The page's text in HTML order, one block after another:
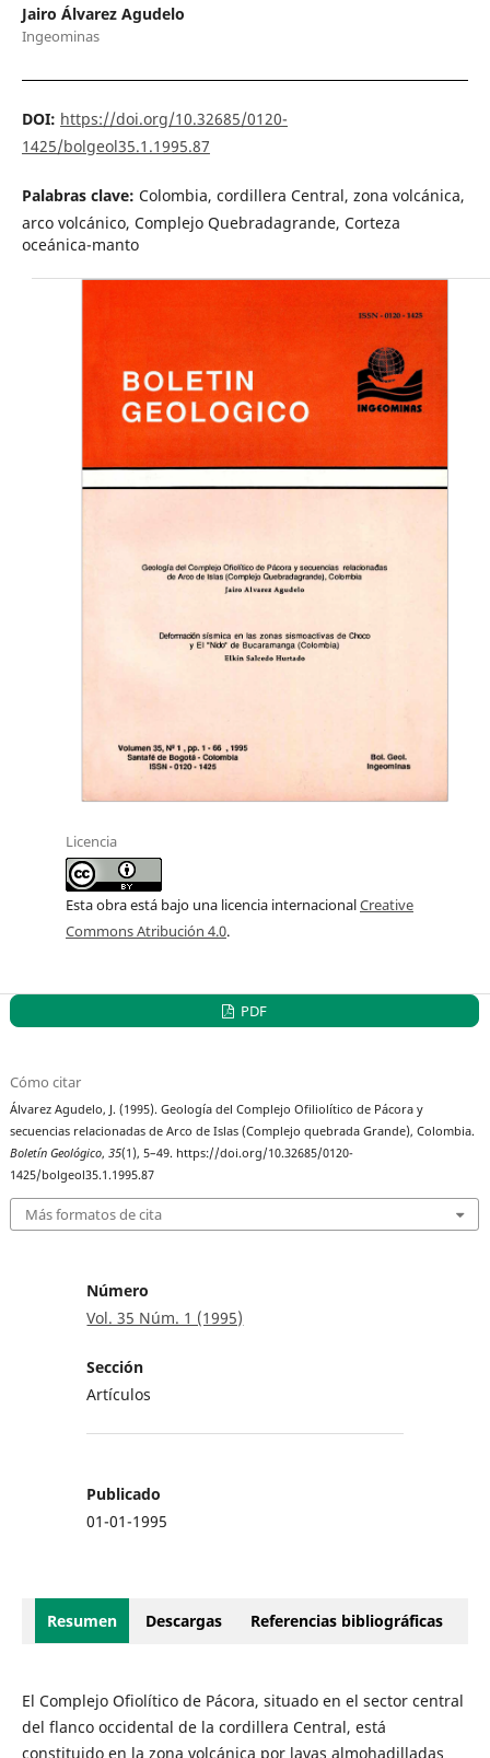
Jairo Álvarez Agudelo
Ingeominas
DOI: https://doi.org/10.32685/0120-
1425/bolgeol35.1.1995.87
Palabras clave: Colombia, cordillera Central, zona volcánica,
arco volcánico, Complejo Quebradagrande, Corteza
oceánica-manto
Licencia
Esta obra está bajo una licencia internacionalCreative
Commons Atribución 4.0.
PDF
Cómo citar
Álvarez Agudelo, J. (1995). Geología del Complejo Ofiliolítico de Pácora y
secuencias relacionadas de Arco de Islas (Complejo quebrada Grande), Colombia.
Boletín Geológico,35(1), 5–49. https://doi.org/10.32685/0120-
1425/bolgeol35.1.1995.87
Más formatos de cita
Número
Vol. 35 Núm. 1 (1995)
Sección
Artículos
Publicado
01-01-1995
Resumen Descargas Referencias bibliográficas
El Complejo Ofiolítico de Pácora, situado en el sector central
del flanco occidental de la cordillera Central, está
constituido en la zona volcánica por lavas almohadilladas